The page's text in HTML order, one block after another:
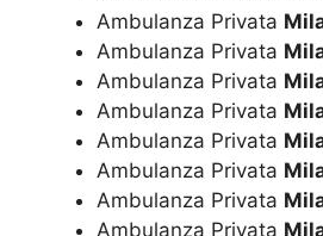
Ambulanza Privata
Ambulanza Privata
Ambulanza Privata
Ambulanza Privata
Ambulanza Privata
Ambulanza Privata
Ambulanza Privata
Ambulanza Privata